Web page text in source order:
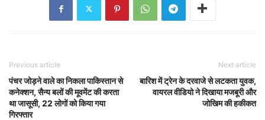
Previous article
पंचर जोड़ने वाले का निकला पाकिस्तान से
कनेक्शन, सैन्य बलों की मूवमेंट की करता
था जासूसी, 22 लोगों को किया गया
गिरफ्तार
Next article
बारिश में ट्रेन के दरवाजे से लटकता युवक,
वायरल वीडियो ने दिखाया मजबूरी और
जोखिम की हकीकत